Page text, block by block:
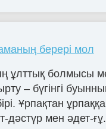
берері мол
ұлттық болмысы
– бүгінгі
Ұрпақтан ұрпаққа
дәстүр мен әдет-